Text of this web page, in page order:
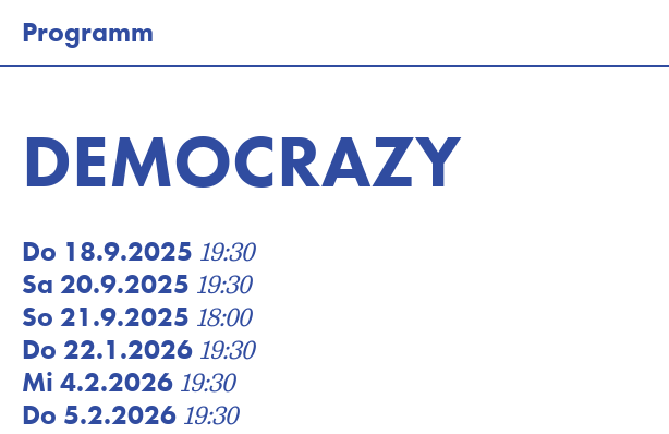
Programm
Tickets
Theaterkurse
Vermietung
Wir
Newsletter
DEMOCRAZY
Do 18.9.2025 19:30
Sa 20.9.2025 19:30
So 21.9.2025 18:00
Do 22.1.2026 19:30
Mi 4.2.2026 19:30
Do 5.2.2026 19:30